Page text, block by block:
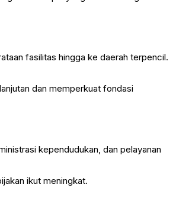
fasilitas hingga ke daerah terpencil.
dan memperkuat fondasi
kependudukan, dan pelayanan
ikut meningkat.